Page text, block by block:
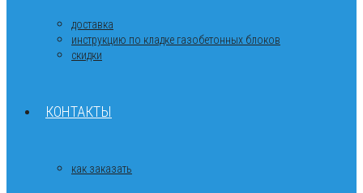
доставка
инструкцию по кладке газобетонных блоков
скидки
КОНТАКТЫ
как заказать